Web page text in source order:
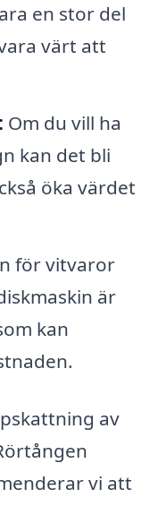
en stor del
värt att
Om du vill ha
kan det bli
öka värdet
för vitvaror
är
kan
av
vi att